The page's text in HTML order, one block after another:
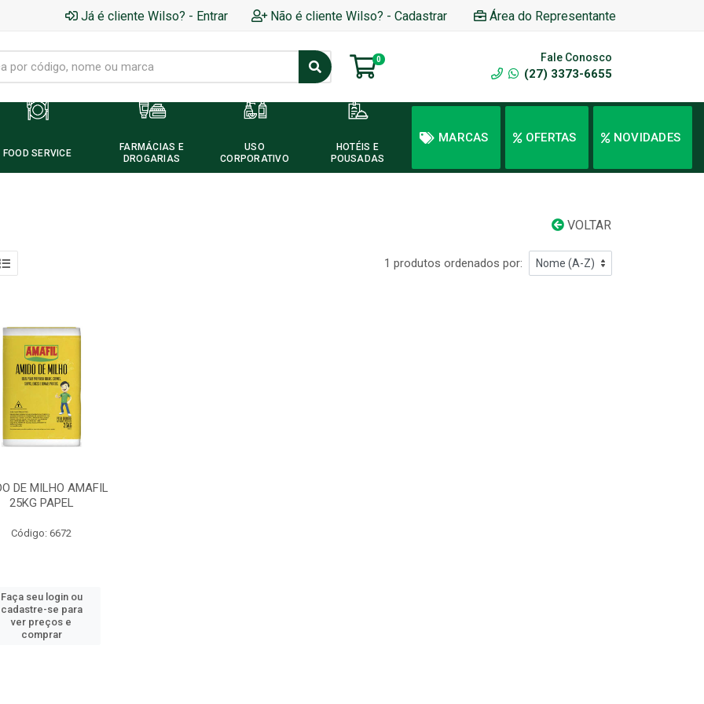
Já é cliente Wilso? - Entrar Não é cliente Wilso? - Cadastrar Área do Representante
0 Fale Conosco
(27) 3373-6655
FOOD SERVICE
FARMÁCIAS E
DROGARIAS
USO
CORPORATIVO
HOTÉIS E
POUSADAS
MARCAS OFERTAS NOVIDADES
VOLTAR
1 produtos ordenados por:
DE MILHO AMAFIL
25KG PAPEL
Código: 6672
Faça seu login ou
cadastre-se para
ver preços e
comprar